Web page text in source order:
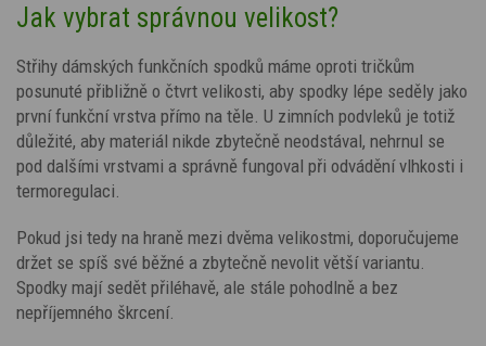
Jak vybrat správnou velikost?
Střihy dámských funkčních spodků máme oproti tričkům
posunuté přibližně o čtvrt velikosti, aby spodky lépe seděly jako
první funkční vrstva přímo na těle. U zimních podvleků je totiž
důležité, aby materiál nikde zbytečně neodstával, nehrnul se
pod dalšími vrstvami a správně fungoval při odvádění vlhkosti i
termoregulaci.
Pokud jsi tedy na hraně mezi dvěma velikostmi, doporučujeme
držet se spíš své běžné a zbytečně nevolit větší variantu.
Spodky mají sedět přiléhavě, ale stále pohodlně a bez
nepříjemného škrcení.